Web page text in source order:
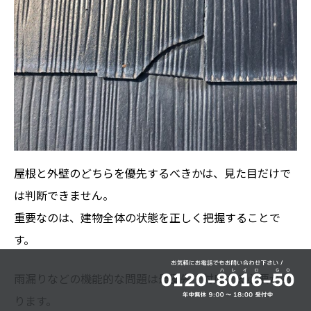
屋根と外壁のどちらを優先するべきかは、見た目だけで
は判断できません。
重要なのは、建物全体の状態を正しく把握することで
す。
雨漏りなどの機能的な問題は最優先で対応する必要があ
ります。